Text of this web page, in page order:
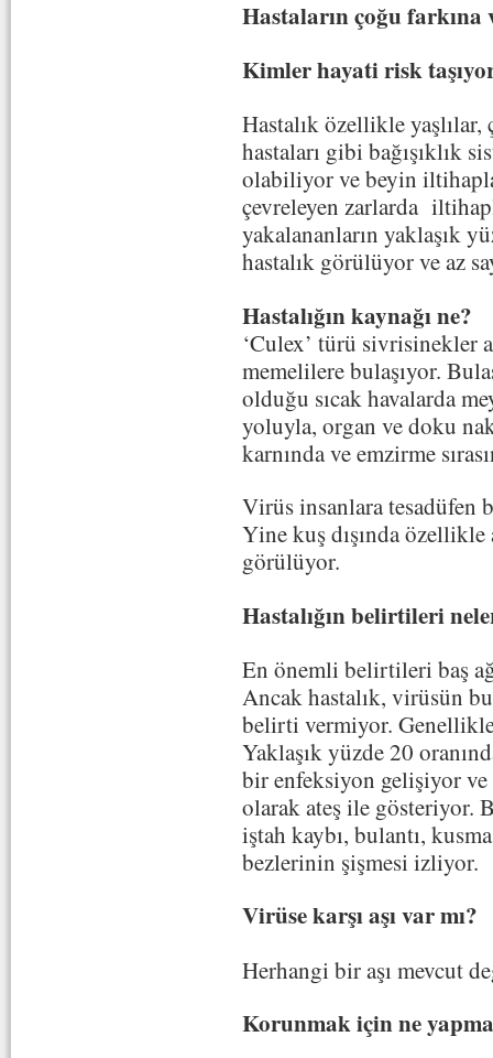
Hastaların çoğu
Kimler hayati risk
Hastalık özellikle
hastaları gibi bağışıklık
olabiliyor ve beyin
çevreleyen zarlarda
yakalananların yaklaşık
hastalık görülüyor ve az
Hastalığın kaynağı ne?
‘Culex’ türü sivrisinekler
memelilere bulaşıyor.
olduğu sıcak havalarda
yoluyla, organ ve doku
karnında ve emzirme
Virüs insanlara tesadüfen
Yine kuş dışında
görülüyor.
Hastalığın belirtileri
En önemli belirtileri baş
Ancak hastalık, virüsün
belirti vermiyor.
Yaklaşık yüzde 20
bir enfeksiyon gelişiyor
olarak ateş ile gösteriyor.
iştah kaybı, bulantı,
bezlerinin şişmesi izliyor.
Virüse karşı aşı var mı?
Herhangi bir aşı mevcut
Korunmak için ne